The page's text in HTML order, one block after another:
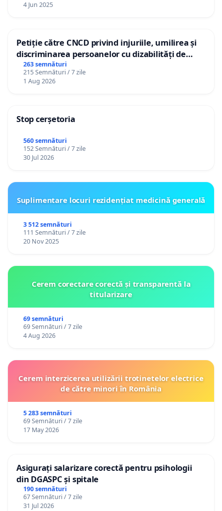
4 Jun 2025
Petiție către CNCD privind injuriile, umilirea și
discriminarea persoanelor cu dizabilități de
către utilizatorul TikTok „Gorici”
263 semnături
215 Semnături / 7 zile
1 Aug 2026
Stop cerșetoria
560 semnături
152 Semnături / 7 zile
30 Jul 2026
Suplimentare locuri rezidențiat medicină generală
3 512 semnături
111 Semnături / 7 zile
20 Nov 2025
Cerem corectare corectă și transparentă la
titularizare
69 semnături
69 Semnături / 7 zile
4 Aug 2026
Cerem interzicerea utilizării trotinetelor electrice
de către minori în România
5 283 semnături
69 Semnături / 7 zile
17 May 2026
Asigurați salarizare corectă pentru psihologii
din DGASPC și spitale
190 semnături
67 Semnături / 7 zile
31 Jul 2026